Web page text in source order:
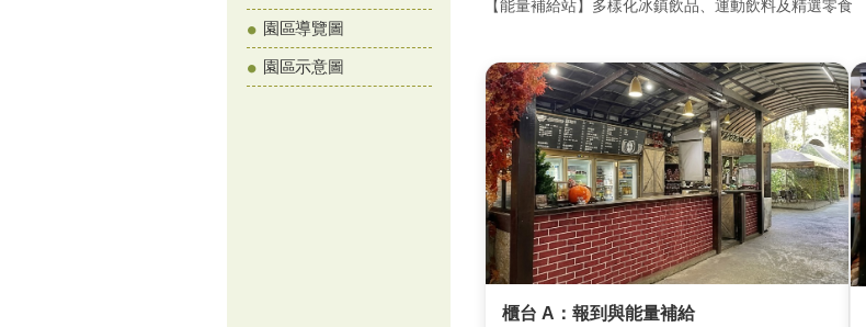
園區導覽圖
園區示意圖
【能量補給站】多樣化冰鎮飲品、運動飲料及精選零食
櫃台 A：報到與能量補給